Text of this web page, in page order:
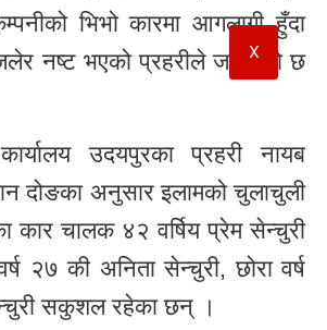
X
भिभो कारमा आगलागी हुँदा
नष्ट भएको प्रहरीले जनाएको छ
उदयपुरका प्रहरी नायब
दोङका अनुसार इलामको चुलाचुली
कार चालक ४२ वर्षिय प्रेम सेन्चुरी
२७ की अनिता सेन्चुरी, छोरा वर्ष
सकुशल रहेका छन् ।